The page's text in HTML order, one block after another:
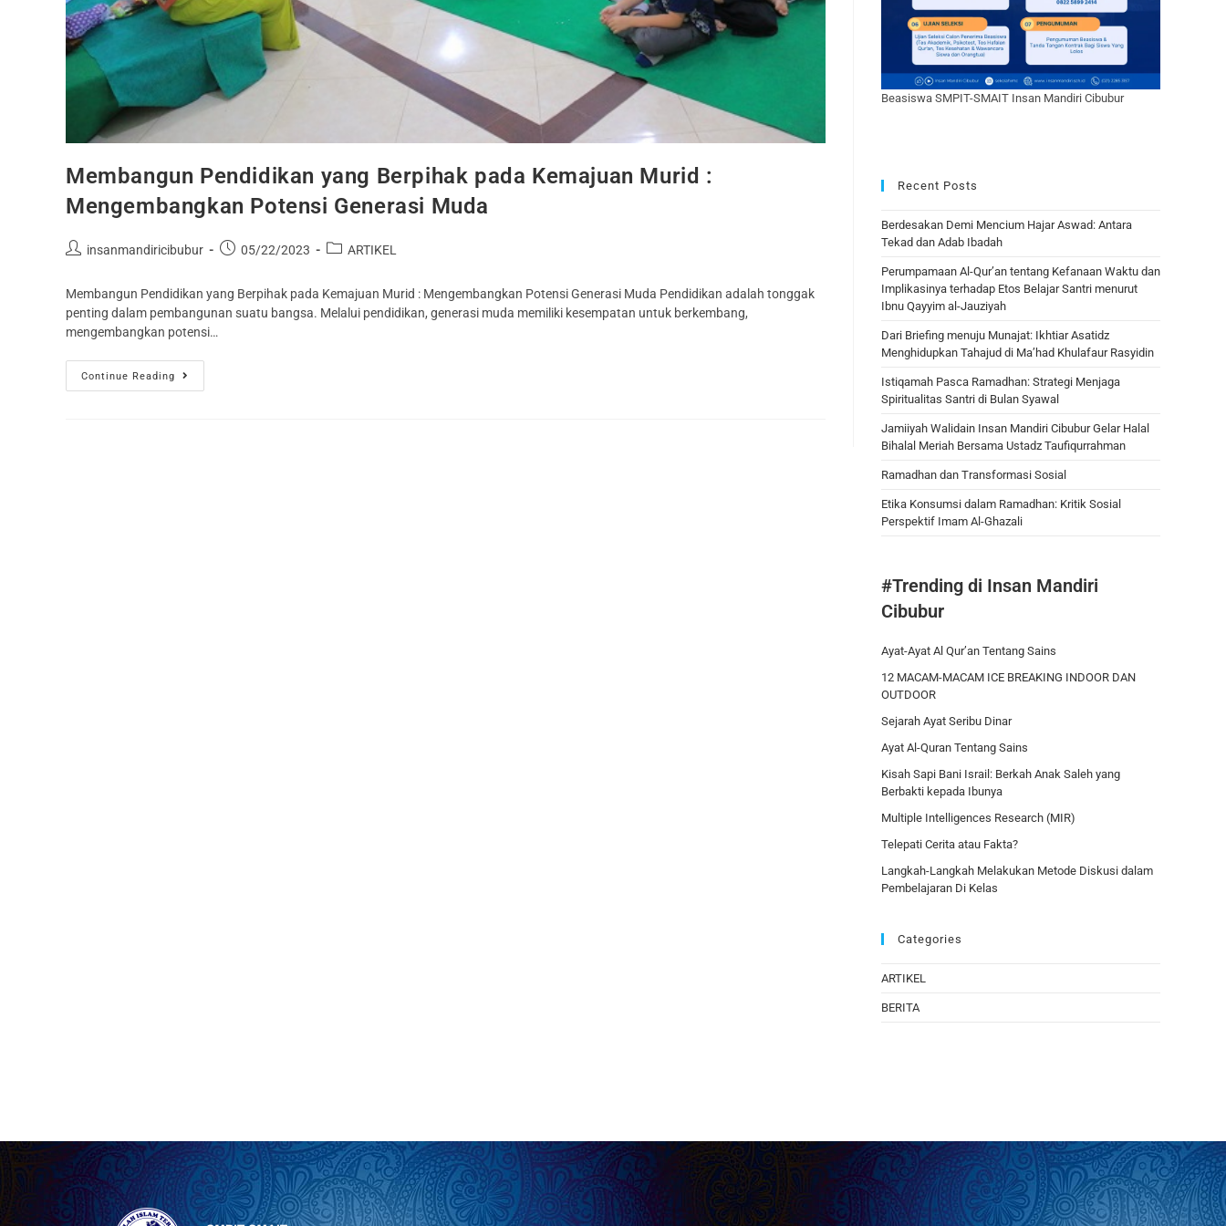
Membangun Pendidikan yang Berpihak pada Kemajuan Murid :
Mengembangkan Potensi Generasi Muda
insanmandiricibubur 05/22/2023 ARTIKEL
Membangun Pendidikan yang Berpihak pada Kemajuan Murid : Mengembangkan Potensi Generasi Muda Pendidikan adalah tonggak
penting dalam pembangunan suatu bangsa. Melalui pendidikan, generasi muda memiliki kesempatan untuk berkembang,
mengembangkan potensi…
Continue Reading
Beasiswa SMPIT-SMAIT Insan Mandiri Cibubur
Recent Posts
Berdesakan Demi Mencium Hajar Aswad: Antara
Tekad dan Adab Ibadah
Perumpamaan Al-Qur’an tentang Kefanaan Waktu dan
Implikasinya terhadap Etos Belajar Santri menurut
Ibnu Qayyim al-Jauziyah
Dari Briefing menuju Munajat: Ikhtiar Asatidz
Menghidupkan Tahajud di Ma’had Khulafaur Rasyidin
Istiqamah Pasca Ramadhan: Strategi Menjaga
Spiritualitas Santri di Bulan Syawal
Jamiiyah Walidain Insan Mandiri Cibubur Gelar Halal
Bihalal Meriah Bersama Ustadz Taufiqurrahman
Ramadhan dan Transformasi Sosial
Etika Konsumsi dalam Ramadhan: Kritik Sosial
Perspektif Imam Al-Ghazali
#Trending di Insan Mandiri
Cibubur
Ayat-Ayat Al Qur’an Tentang Sains
12 MACAM-MACAM ICE BREAKING INDOOR DAN
OUTDOOR
Sejarah Ayat Seribu Dinar
Ayat Al-Quran Tentang Sains
Kisah Sapi Bani Israil: Berkah Anak Saleh yang
Berbakti kepada Ibunya
Multiple Intelligences Research (MIR)
Telepati Cerita atau Fakta?
Langkah-Langkah Melakukan Metode Diskusi dalam
Pembelajaran Di Kelas
Categories
ARTIKEL
BERITA